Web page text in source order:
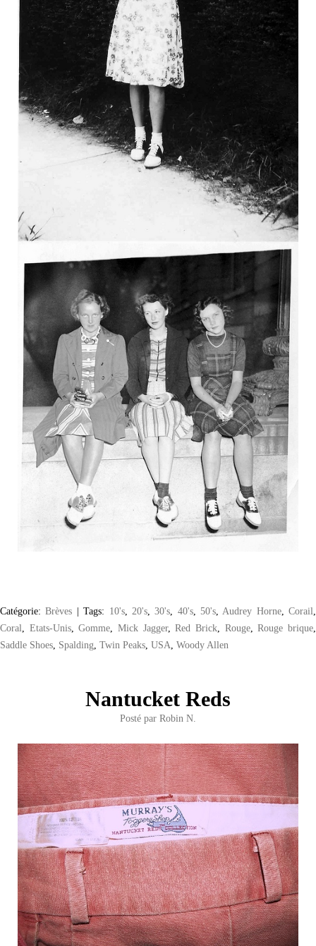
Catégorie:Brèves |Tags: 10's, 20's,30's 40's, 50's Audrey Horne,Corail
Coral
Etats-Unis,Gomme ,Mick Jagger,Red Brick Rouge,Rouge brique
Saddle Shoes Spalding Twin Peaks USA Woody Allen
Nantucket Reds
Posté par Robin N.